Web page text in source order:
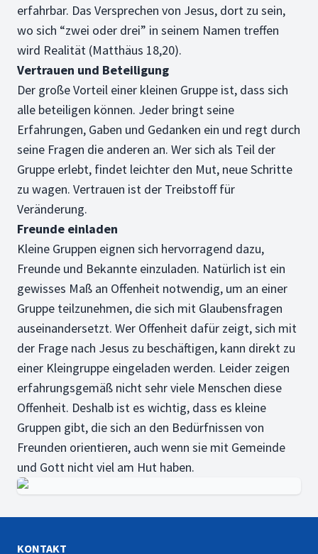
erfahrbar. Das Versprechen von Jesus, dort zu sein,
wo sich “zwei oder drei” in seinem Namen treffen
wird Realität (Matthäus 18,20).
Vertrauen und Beteiligung
Der große Vorteil einer kleinen Gruppe ist, dass sich
alle beteiligen können. Jeder bringt seine
Erfahrungen, Gaben und Gedanken ein und regt durch
seine Fragen die anderen an. Wer sich als Teil der
Gruppe erlebt, findet leichter den Mut, neue Schritte
zu wagen. Vertrauen ist der Treibstoff für
Veränderung.
Freunde einladen
Kleine Gruppen eignen sich hervorragend dazu,
Freunde und Bekannte einzuladen. Natürlich ist ein
gewisses Maß an Offenheit notwendig, um an einer
Gruppe teilzunehmen, die sich mit Glaubensfragen
auseinandersetzt. Wer Offenheit dafür zeigt, sich mit
der Frage nach Jesus zu beschäftigen, kann direkt zu
einer Kleingruppe eingeladen werden. Leider zeigen
erfahrungsgemäß nicht sehr viele Menschen diese
Offenheit. Deshalb ist es wichtig, dass es kleine
Gruppen gibt, die sich an den Bedürfnissen von
Freunden orientieren, auch wenn sie mit Gemeinde
und Gott nicht viel am Hut haben.
KONTAKT